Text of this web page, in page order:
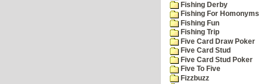
Fishing Derby
Fishing For Homonyms
Fishing Fun
Fishing Trip
Five Card Draw Poker
Five Card Stud
Five Card Stud Poker
Five To Five
Fizzbuzz